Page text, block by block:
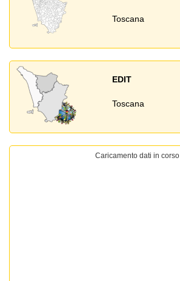
Toscana
EDIT
Toscana
Caricamento dati in corso